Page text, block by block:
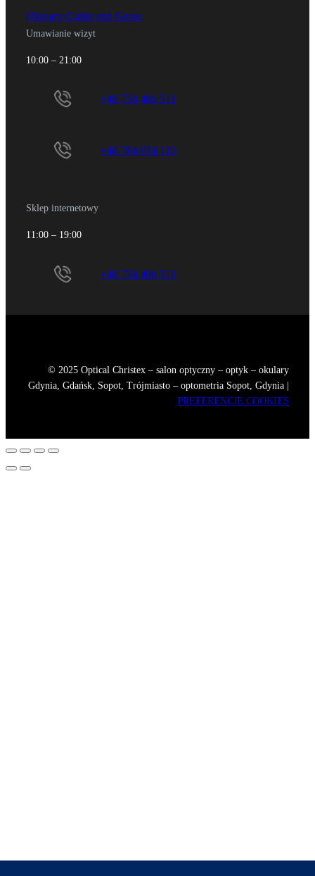
Okulary Cutler and Gross
Umawianie wizyt
10:00 – 21:00
+48 734 406 511
+48 784 934 115
Sklep internetowy
11:00 – 19:00
+48 734 406 511
© 2025 Optical Christex – salon optyczny – optyk – okulary
Gdynia, Gdańsk, Sopot, Trójmiasto – optometria Sopot, Gdynia |
PREFERENCJE COOKIES